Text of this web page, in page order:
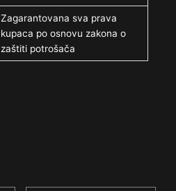
Zagarantovana sva prava
kupaca po osnovu zakona o
zaštiti potrošača